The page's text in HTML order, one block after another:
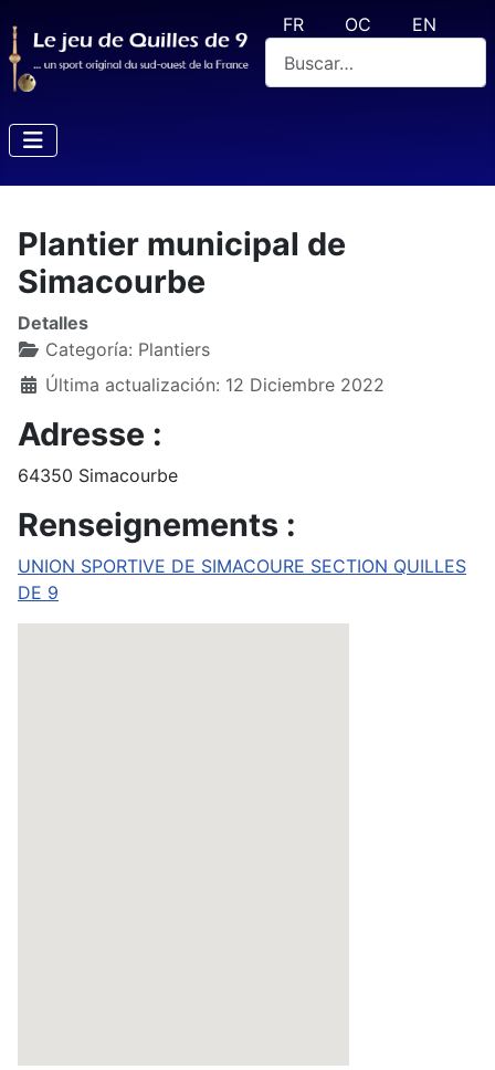
Seleccione su idioma
FR OC
EN
Plantier municipal de
Simacourbe
Detalles
Categoría: Plantiers
Última actualización: 12 Diciembre 2022
Adresse :
64350 Simacourbe
Renseignements :
UNION SPORTIVE DE SIMACOURE SECTION QUILLES
DE 9